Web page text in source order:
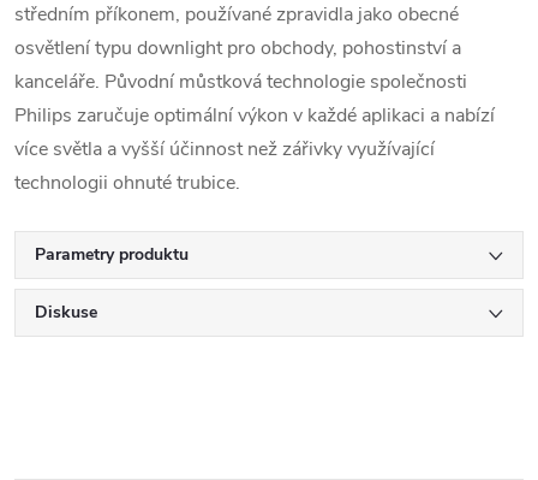
středním příkonem, používané zpravidla jako obecné
osvětlení typu downlight pro obchody, pohostinství a
kanceláře. Původní můstková technologie společnosti
Philips zaručuje optimální výkon v každé aplikaci a nabízí
více světla a vyšší účinnost než zářivky využívající
technologii ohnuté trubice.
Parametry produktu
Diskuse